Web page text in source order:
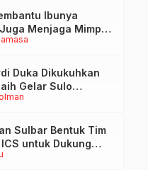
Ibunya
Menjaga Mimpi
Cita-Cita
Duka Dikukuhkan
Gelar Sulo
Sulbar Bentuk Tim
untuk Dukung
di